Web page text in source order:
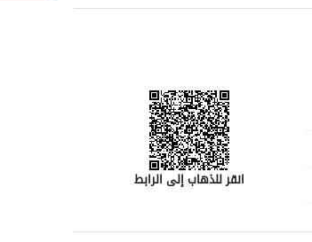
انقر للذهاب إلى الرابط